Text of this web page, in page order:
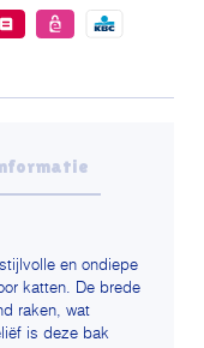
en ondiepe
katten. De brede
raken, wat
is deze bak